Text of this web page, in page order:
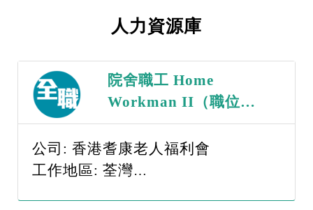
人力資源庫
院舍職工 Home
Workman II（職位編
號：WII - 260817）
公司: 香港耆康老人福利會
工作地區: 荃灣